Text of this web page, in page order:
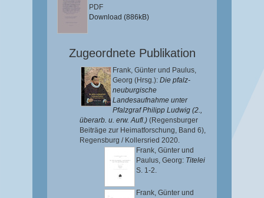
PDF
Download (886kB)
Zugeordnete Publikation
Frank, Günter und Paulus,
Georg (Hrsg.): Die pfalz-
neuburgische
Landesaufnahme unter
Pfalzgraf Philipp Ludwig (2.,
überarb. u. erw. Aufl.) (Regensburger
Beiträge zur Heimatforschung, Band 6),
Regensburg / Kollersried 2020.
Frank, Günter und
Paulus, Georg: Titelei
S. 1-2.
Frank, Günter und